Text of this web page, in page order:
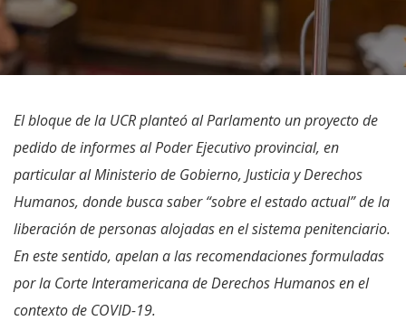
El bloque de la UCR planteó al Parlamento un proyecto de
pedido de informes al Poder Ejecutivo provincial, en
particular al Ministerio de Gobierno, Justicia y Derechos
Humanos, donde busca saber “sobre el estado actual” de la
liberación de personas alojadas en el sistema penitenciario.
En este sentido, apelan a las recomendaciones formuladas
por la Corte Interamericana de Derechos Humanos en el
contexto de COVID-19.